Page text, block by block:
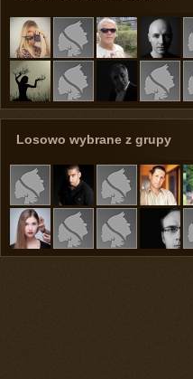
Losowo wybrane z grupy